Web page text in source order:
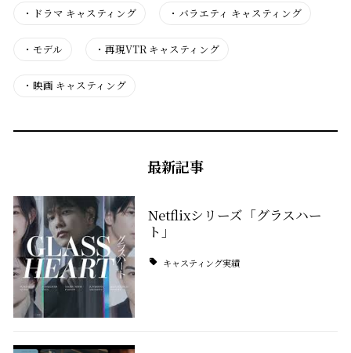
・ ドラマ キャスティング ・ バラエティ キャスティング
・ モデル ・再現VTR キャスティング
・ 映画 キャスティング
最新記事
Netflixシリーズ「グラスハー
ト」
キャスティング実績